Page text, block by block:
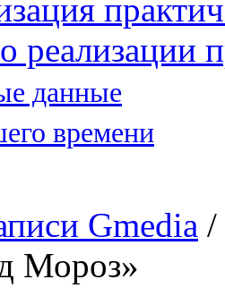
реализации
данные
времени
Gmedia /
Мороз»